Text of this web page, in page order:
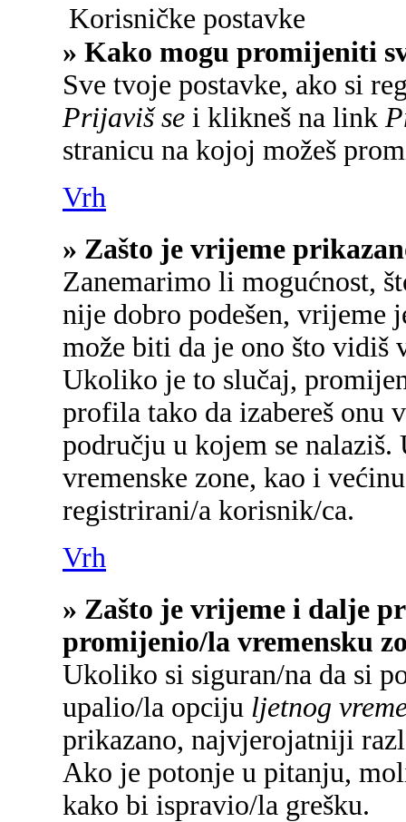
Korisničke postavke
» Kako mogu promijeniti
Sve tvoje postavke, ako si
Prijaviš se i klikneš na link
stranicu na kojoj možeš
Vrh
» Zašto je vrijeme
Zanemarimo li mogućnost,
nije dobro podešen, vrijeme
može biti da je ono što vidiš
Ukoliko je to slučaj,
profila tako da izabereš onu
području u kojem se
vremenske zone, kao i
registrirani/a korisnik/ca.
Vrh
» Zašto je vrijeme i dalje
promijenio/la vremensku
Ukoliko si siguran/na da si
upalio/la opciju ljetnog
prikazano, najvjerojatniji
Ako je potonje u pitanju,
kako bi ispravio/la grešku.